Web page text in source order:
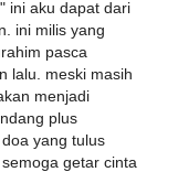
ini aku dapat dari
ini milis yang
pasca
lalu. meski masih
menjadi
plus
yang tulus
getar cinta